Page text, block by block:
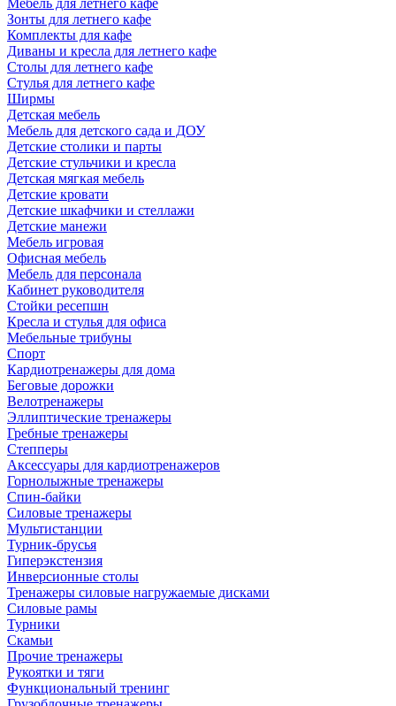
Мебель для летнего кафе
Зонты для летнего кафе
Комплекты для кафе
Диваны и кресла для летнего кафе
Столы для летнего кафе
Стулья для летнего кафе
Ширмы
Детская мебель
Мебель для детского сада и ДОУ
Детские столики и парты
Детские стульчики и кресла
Детская мягкая мебель
Детские кровати
Детские шкафчики и стеллажи
Детские манежи
Мебель игровая
Офисная мебель
Мебель для персонала
Кабинет руководителя
Стойки ресепшн
Кресла и стулья для офиса
Мебельные трибуны
Спорт
Кардиотренажеры для дома
Беговые дорожки
Велотренажеры
Эллиптические тренажеры
Гребные тренажеры
Степперы
Аксессуары для кардиотренажеров
Горнолыжные тренажеры
Спин-байки
Силовые тренажеры
Мультистанции
Турник-брусья
Гиперэкстензия
Инверсионные столы
Тренажеры силовые нагружаемые дисками
Силовые рамы
Турники
Скамьи
Прочие тренажеры
Рукоятки и тяги
Функциональный тренинг